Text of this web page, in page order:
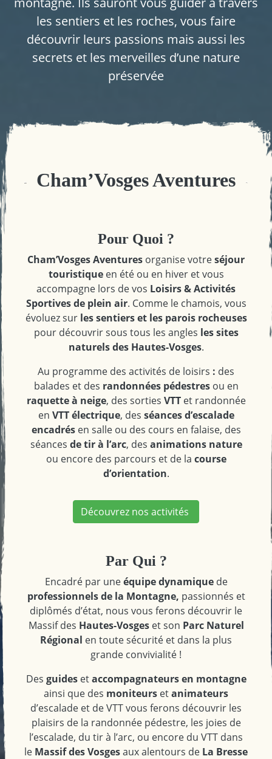
les sentiers et les roches, vous faire
découvrir leurs passions mais aussi les
secrets et les merveilles d’une nature
préservée
Cham’Vosges Aventures
Pour Quoi ?
Cham’Vosges Aventures organise votreséjour
touristiqueen été ou en hiver et vous
accompagne lors de vos Loisirs &Activités
Sportives de plein air. Comme le chamois, vous
évoluez sur les sentiers et les parois rocheuses
pour découvrir sous tous les angles les sites
naturels des Hautes-Vosges.
Au programme des activités de loisirs : des
balades et des randonnées pédestresou en
raquette à neige, des sorties VTTet randonnée
en VTT électrique, des séances d’escalade
encadrés en salle ou des cours en falaise, des
séances de tir à l’arc, des animations nature
ou encore des parcours et de la course
d’orientation.
Découvrez nos activités
Par Qui ?
Encadré par uneéquipe dynamiquede
professionnels de la Montagne, passionnés et
diplômés d’état, nous vous ferons découvrir le
Massif des Hautes-Vosgeset son Parc Naturel
Régional en toute sécurité et dans la plus
grande convivialité !
Des guidesetaccompagnateurs en montagne
ainsi que des moniteurs etanimateurs
d’escalade et de VTT vous ferons découvrir les
plaisirs de la randonnée pédestre, les joies de
l’escalade, du tir à l’arc, ou encore du VTT dans
le Massif des Vosgesaux alentours de La Bresse